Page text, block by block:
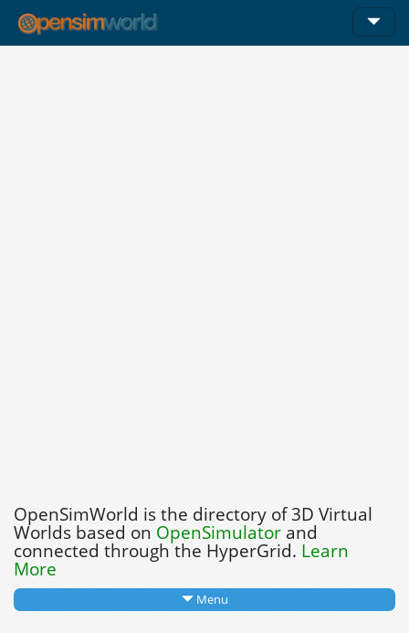
OpenSimWorld is the directory of 3D Virtual
Worlds based on OpenSimulatorand
connected through the HyperGrid. Learn
More
Menu